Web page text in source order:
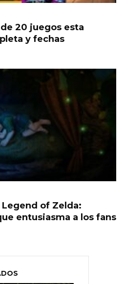
20 juegos esta
y fechas
Legend of Zelda:
entusiasma a los fans